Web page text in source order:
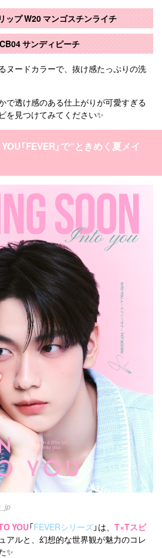
ップ W20 マンゴスチンライチ
サンディピーチ
ヌードカラーで、抜け感たっぷりの洗
で透け感のある仕上がりが可愛すぎる
を見つけてみてください✨
「FEVER」で“ときめく夏メイ
YOU「FEVERシリーズ」は、 T×Tスビ
アルと、幻想的な世界観が魅力のコレ
✨